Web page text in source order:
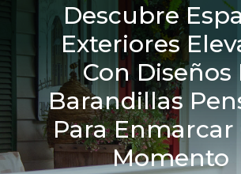
Descubre
Exteriores
Con Diseños
Barandillas
Para Enmarcar
Momento